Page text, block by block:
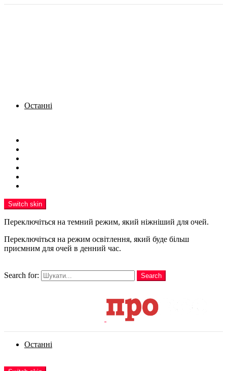
Останні
Switch skin
Переключіться на темний режим, який ніжніший для очей.
Переключіться на режим освітлення, який буде більш
приємним для очей в денний час.
Search for:
Search
Останні